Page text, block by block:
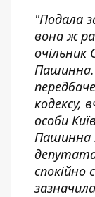
"Подала
вона ж
очільник
Пашинна.
кодексу,
особи
Пашинна
спокійно